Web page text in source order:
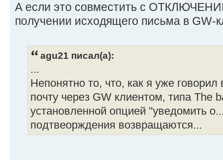
А если это совместить с
получении исходящего письма в GW-
agu21 писал(а):
...
Непонятно то, что, как я уже
почту через GW клиентом, типа The
установленной опцией "уведомить
подтвеорждения возвращаются...